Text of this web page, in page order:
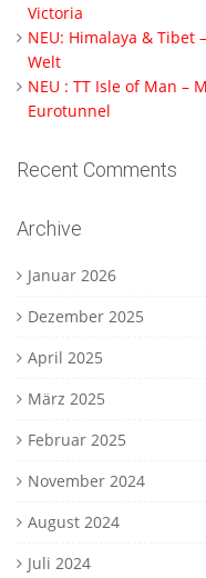
Victoria
NEU: Himalaya &
Welt
NEU : TT Isle of Man –
Eurotunnel
Recent Comments
Archive
Januar 2026
Dezember 2025
April 2025
März 2025
Februar 2025
November 2024
August 2024
Juli 2024